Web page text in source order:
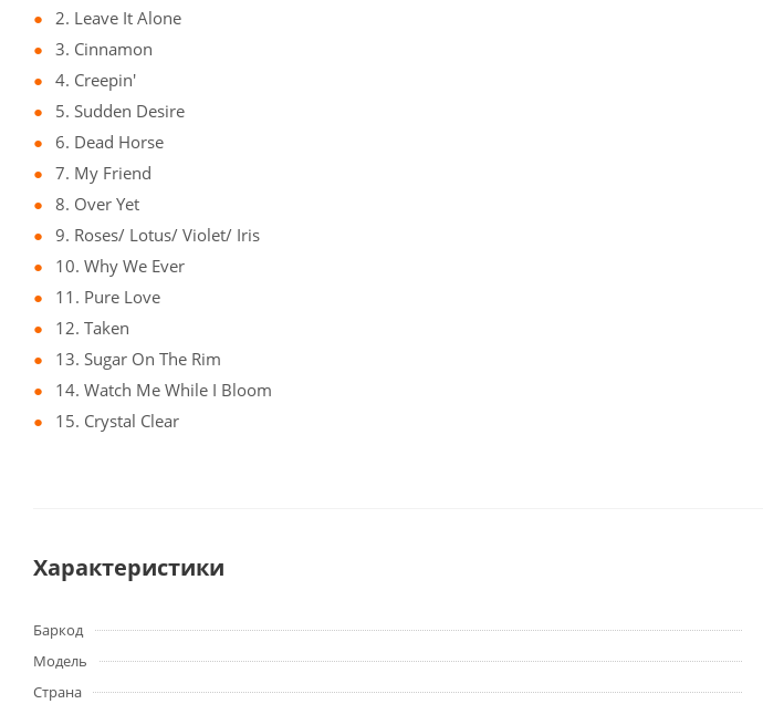
2. Leave It Alone
3. Cinnamon
4. Creepin'
5. Sudden Desire
6. Dead Horse
7. My Friend
8. Over Yet
9. Roses/ Lotus/ Violet/ Iris
10. Why We Ever
11. Pure Love
12. Taken
13. Sugar On The Rim
14. Watch Me While I Bloom
15. Crystal Clear
Характеристики
Баркод
Модель
Страна